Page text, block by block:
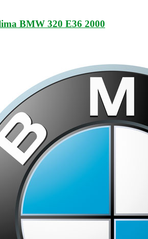
BMW 320 E36 2000